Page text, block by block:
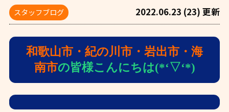
スタッフブログ 2022.06.23 (23) 更新
和歌山市・紀の川市・岩出市・海
南市の皆様こんにちは(*‘▽‘*)